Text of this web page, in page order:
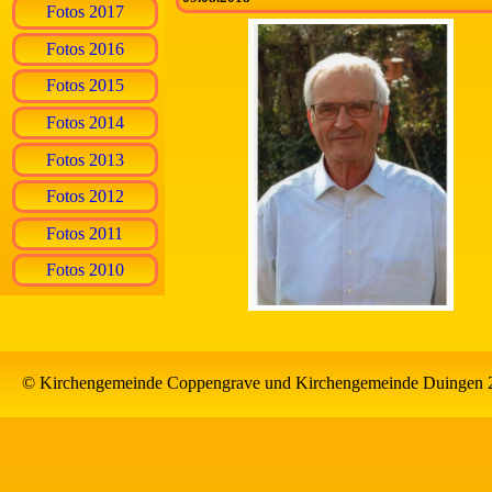
Fotos 2017
Fotos 2016
Fotos 2015
Fotos 2014
Fotos 2013
Fotos 2012
Fotos 2011
Fotos 2010
© Kirchengemeinde Coppengrave und Kirchengemeinde Duingen